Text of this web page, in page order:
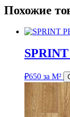
Похожие
₽650 за М²